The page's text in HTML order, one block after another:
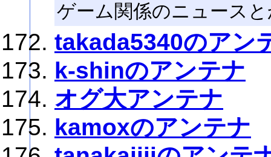
ゲーム関係のニュース
takada5340のアン
k-shinのアンテナ
オグ大アンテナ
kamoxのアンテナ